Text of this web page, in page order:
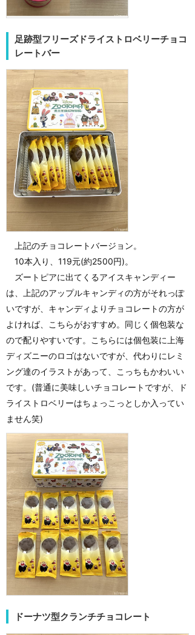
足跡型フリーズドライストロベリーチョコ
レートバー
上記のチョコレートバージョン。
10本入り、119元(約2500円)。
ズートピアに出てくるアイスキャンディー
は、上記のアップルキャンディの方がそれっぽ
いですが、キャンディよりチョコレートの方が
よければ、こちらがおすすめ。同じく個包装な
ので配りやすいです。こちらには個包装に上海
ディズニーのロゴはないですが、代わりにレミ
ング達のイラストがあって、こっちもかわいい
です。(普通に美味しいチョコレートですが、ド
ライストロベリーはちょっこっとしか入ってい
ません笑)
ドーナツ型クランチチョコレート